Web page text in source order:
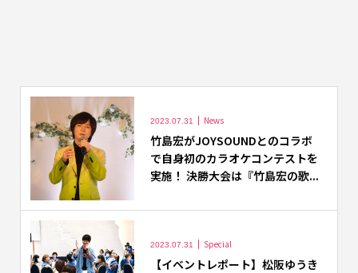
2023.07.31 News
竹島宏がJOYSOUNDとのコラボ
で自身初のカラオケコンテストを
実施！ 決勝大会は『竹島宏の歌...
2023.07.31 Special
【イベントレポート】松阪ゆうき